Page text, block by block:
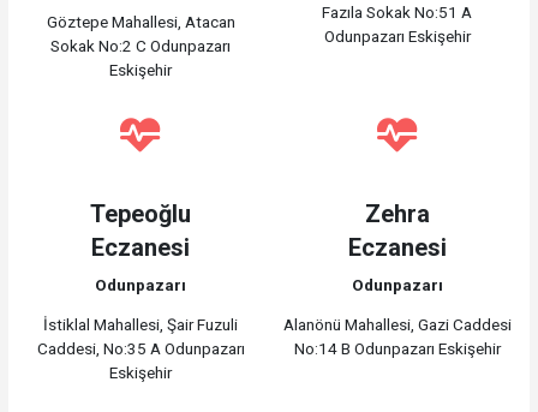
Göztepe Mahallesi, Atacan
Sokak No:2 C Odunpazarı
Eskişehir
Fazıla Sokak No:51 A
Odunpazarı Eskişehir
Tepeoğlu
Eczanesi
Odunpazarı
İstiklal Mahallesi, Şair Fuzuli
Caddesi, No:35 A Odunpazarı
Eskişehir
Zehra
Eczanesi
Odunpazarı
Alanönü Mahallesi, Gazi Caddesi
No:14 B Odunpazarı Eskişehir